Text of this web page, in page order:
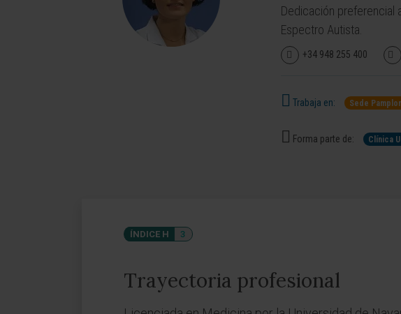
Dedicación preferencial
Espectro Autista.
+34 948 255 400
Trabaja en: Sede
Forma parte de: Clínica
ÍNDICE H 3
Trayectoria profesional